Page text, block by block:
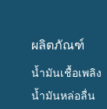
ผลิตภัณฑ์
น้ำมันเชื้อเพลิง
น้ำมันหล่อลื่น